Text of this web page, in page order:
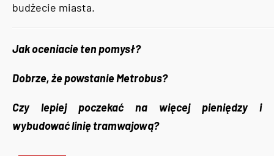
budżecie miasta.
Jak oceniacie ten pomysł?
Dobrze, że powstanie Metrobus?
Czy lepiej poczekać na więcej pieniędzy i
wybudować linię tramwajową?